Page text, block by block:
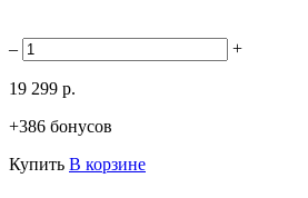
– +
19 299 р.
+386 бонусов
Купить В корзине